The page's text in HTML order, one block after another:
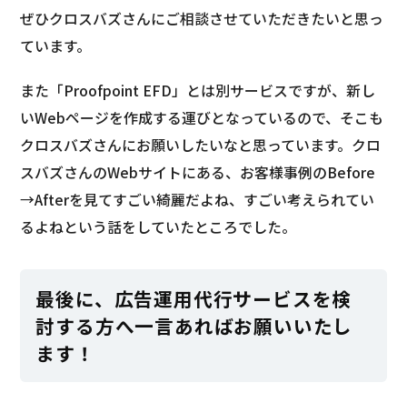
ぜひクロスバズさんにご相談させていただきたいと思っ
ています。
また「Proofpoint EFD」とは別サービスですが、新し
いWebページを作成する運びとなっているので、そこも
クロスバズさんにお願いしたいなと思っています。クロ
スバズさんのWebサイトにある、お客様事例のBefore
→Afterを見てすごい綺麗だよね、すごい考えられてい
るよねという話をしていたところでした。
最後に、広告運用代行サービスを検
討する方へ一言あればお願いいたし
ます！